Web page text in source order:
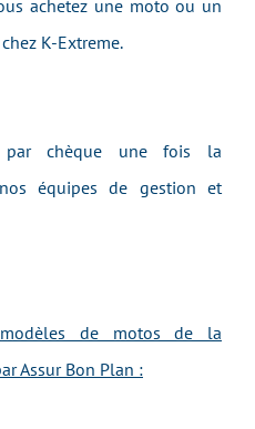
achetez une moto ou un
K-Extreme.
chèque une fois la
équipes de gestion et
de motos de la
Assur Bon Plan :